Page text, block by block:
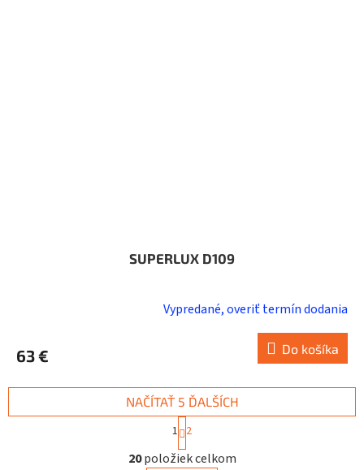
SUPERLUX D109
Vypredané, overiť termín dodania
63 € Do košíka
O
v
NAČÍTAŤ 5 ĎALŠÍCH
t
r
á
1 2
20položiek celkom